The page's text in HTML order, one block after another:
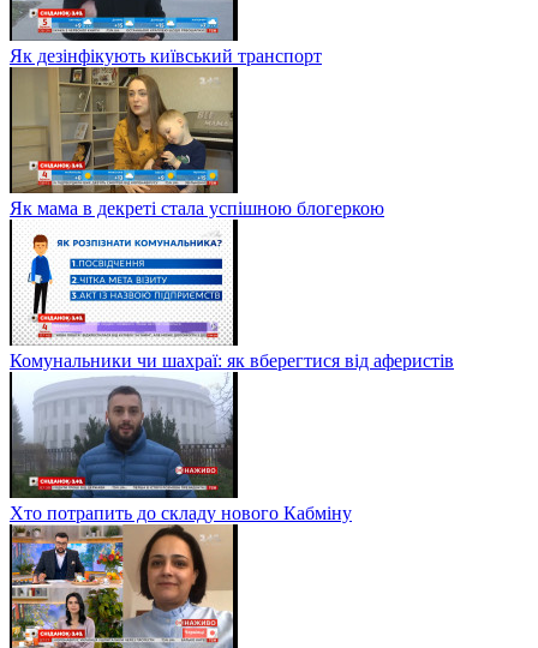
Як дезінфікують київський транспорт
Як мама в декреті стала успішною блогеркою
Комунальники чи шахраї: як вберегтися від аферистів
Хто потрапить до складу нового Кабміну